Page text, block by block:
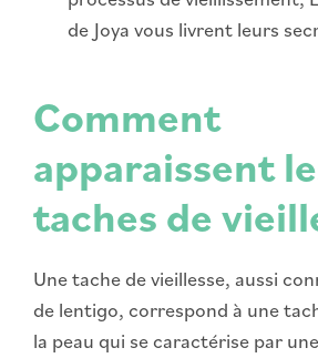
de Joya vous livrent leurs
Comment
apparaissent
taches de
Une tache de vieillesse, aussi
de lentigo, correspond à une
la peau qui se caractérise par une